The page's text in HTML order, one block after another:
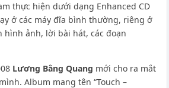
thực hiện dưới dạng Enhanced CD
ở các máy đĩa bình thường, riêng ở
hình ảnh, lời bài hát, các đoạn
Lương Bằng Quang mới cho ra mắt
Album mang tên “Touch –